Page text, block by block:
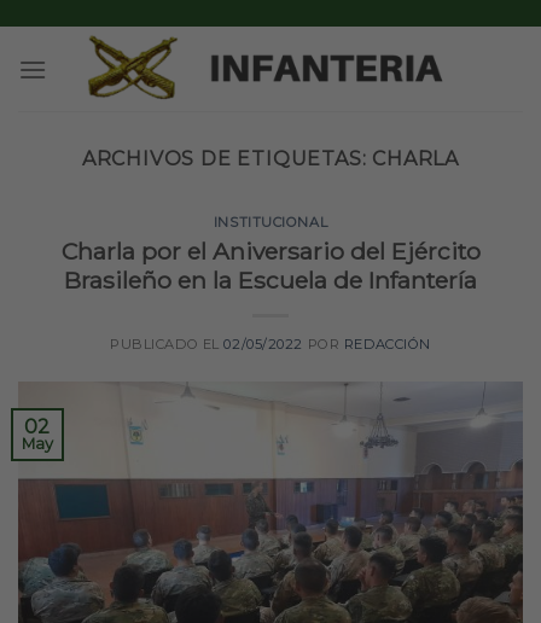
content
ARCHIVOS DE ETIQUETAS: CHARLA
INSTITUCIONAL
Charla por el Aniversario del Ejército
Brasileño en la Escuela de Infantería
PUBLICADO EL02/05/2022 POR REDACCIÓN
02
May